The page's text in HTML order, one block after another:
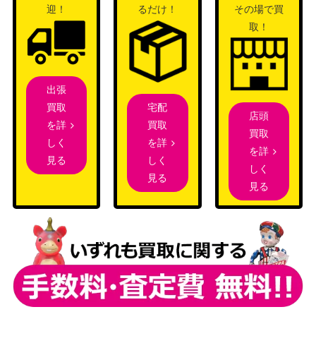
ティアード・ペタ
ル ニシノフラワー
（UMA/W106-015
SP）
ブシロード
（ウマ娘）
1,200
俺なりの正義 真島
（LRC/W105-033
ブシロード
（リコリス・リコイル）
2,200
ニャンダフル・ワ
ールド 前川みく
ラガールズ Next Twinkle!）
放課後の科学室 若
菜 四季【SIP/W10
9-106SP】
ドルフェスティバル2）
1,300
吸い寄せられる天
性の瞳 アイ【OS
K/S107-044SP】
ブシロード
（推しの子）
7,000
迎！
出張
買取
を詳
しく
見る
るだけ！
宅配
買取
を詳
しく
見る
その場で買
取！
店頭
買取
を詳
しく
見る